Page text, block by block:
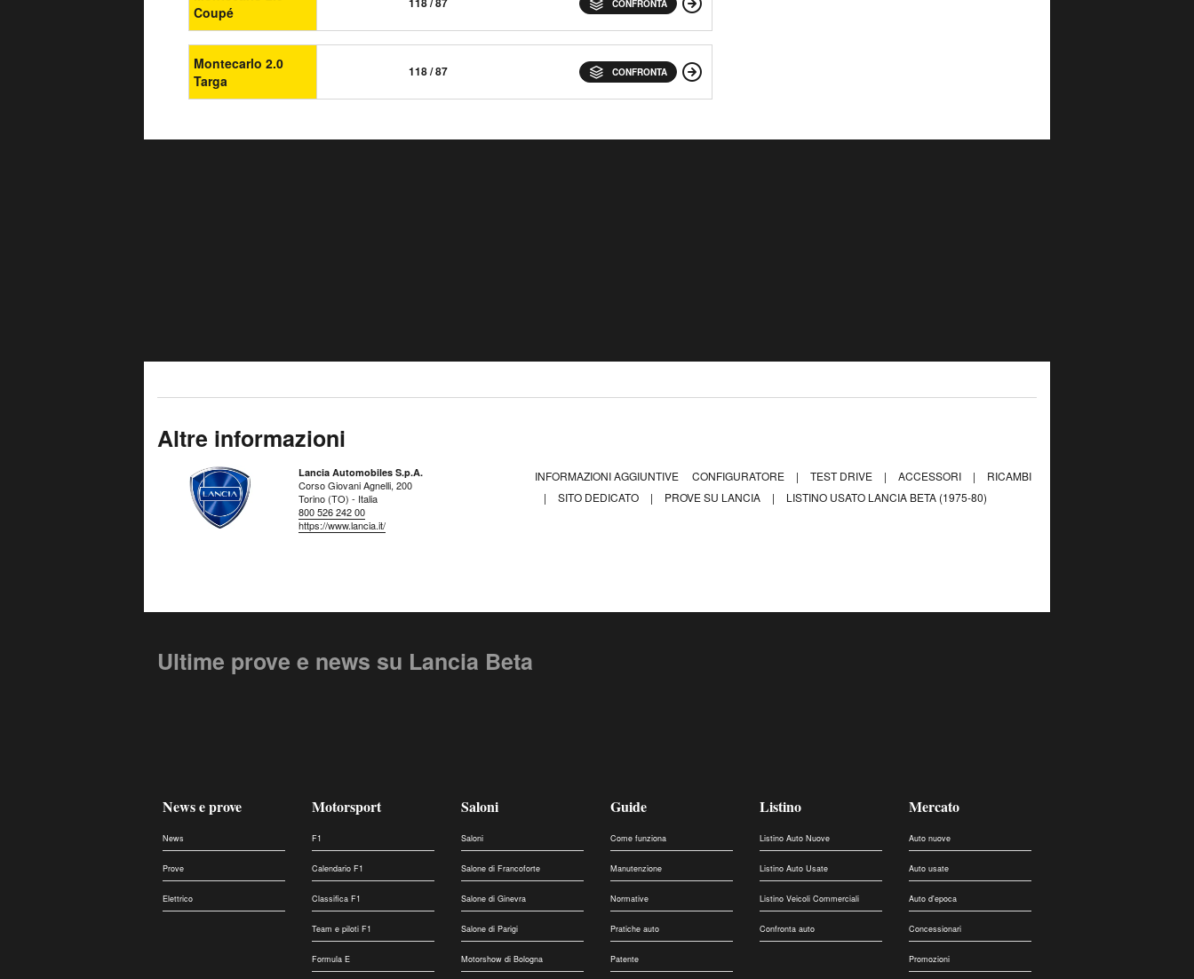
Coupé
CONFRONTA
Montecarlo 2.0
Targa
118 / 87 CONFRONTA
Altre informazioni
Lancia Automobiles S.p.A.
Corso Giovani Agnelli, 200
Torino (TO) - Italia
800 526 242 00
https://www.lancia.it/
INFORMAZIONI AGGIUNTIVE CONFIGURATORE | TEST DRIVE | ACCESSORI |
RICAMBI
|
SITO DEDICATO | PROVE SU LANCIA | LISTINO USATO LANCIA BETA (1975-80)
Ultime prove e news su Lancia Beta
News e prove
News
Prove
Elettrico
Motorsport
F1
Calendario F1
Classifica F1
Team e piloti F1
Formula E
Saloni
Saloni
Salone di Francoforte
Salone di Ginevra
Salone di Parigi
Motorshow di Bologna
Guide
Come funziona
Manutenzione
Normative
Pratiche auto
Patente
Listino
Listino Auto Nuove
Listino Auto Usate
Listino Veicoli Commerciali
Confronta auto
Mercato
Auto nuove
Auto usate
Auto d'epoca
Concessionari
Promozioni